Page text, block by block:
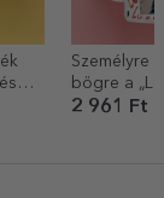
Személyre
bögre a
és egy
2 961 Ft